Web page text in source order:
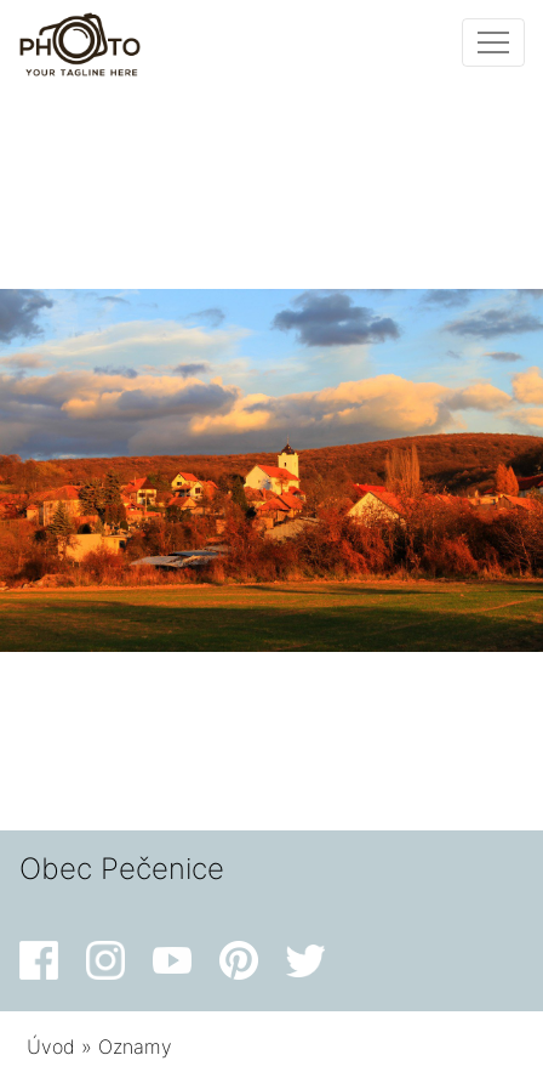
Obec Pečenice
Úvod » Oznamy